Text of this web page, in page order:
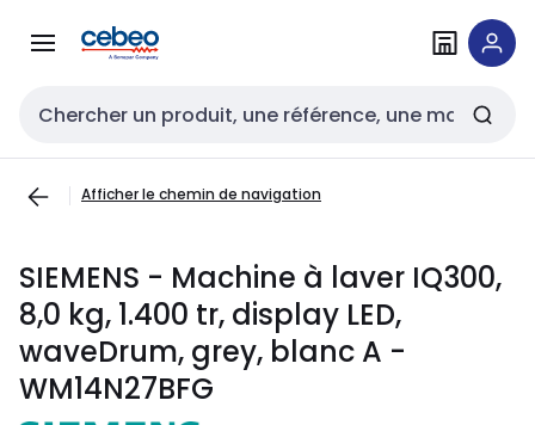
navigationau
Entrée de recherche
Afficher le chemin de navigation
SIEMENS - Machine à laver IQ300,
8,0 kg, 1.400 tr, display LED,
waveDrum, grey, blanc A -
WM14N27BFG